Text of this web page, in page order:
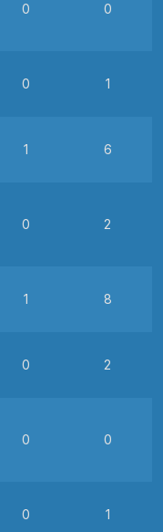
0 0
0 1
1 6
0 2
1 8
0 2
0 0
0 1